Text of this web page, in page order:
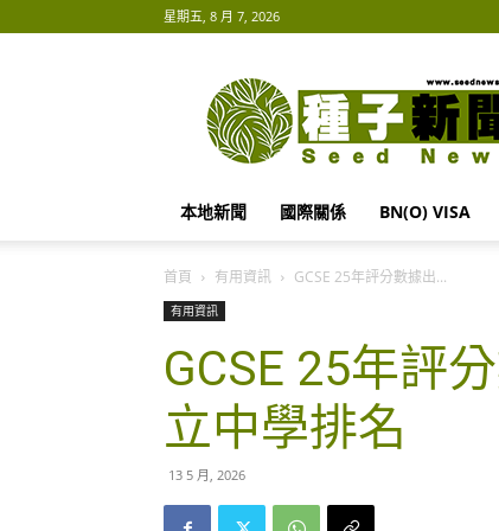
星期五, 8 月 7, 2026
子
新
聞
News
本地新聞 國際關係 BN(O) VISA
首頁 有用資訊 GCSE 25年評分數據出...
有用資訊
GCSE 25年評
立中學排名
13 5 月, 2026